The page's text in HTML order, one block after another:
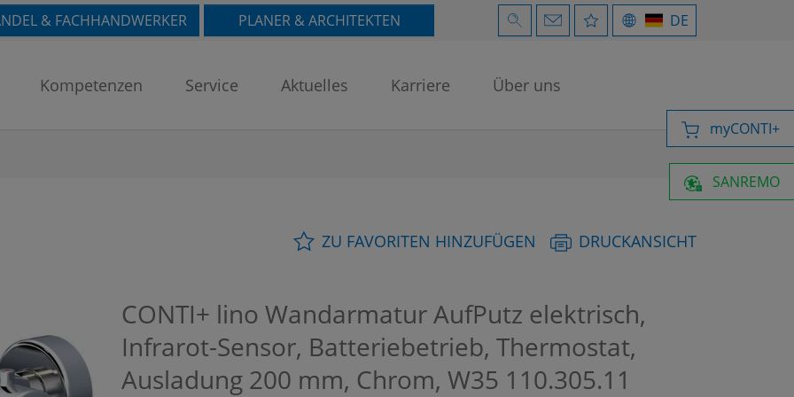
& FACHHANDWERKER PLANER & ARCHITEKTEN DE
Kompetenzen Service Aktuelles Karriere Über uns
SANREMO
myCONTI+
ZU FAVORITEN HINZUFÜGEN DRUCKANSICHT
CONTI+ lino Wandarmatur AufPutz elektrisch,
Infrarot-Sensor, Batteriebetrieb, Thermostat,
Ausladung 200 mm, Chrom, W35 110.305.11